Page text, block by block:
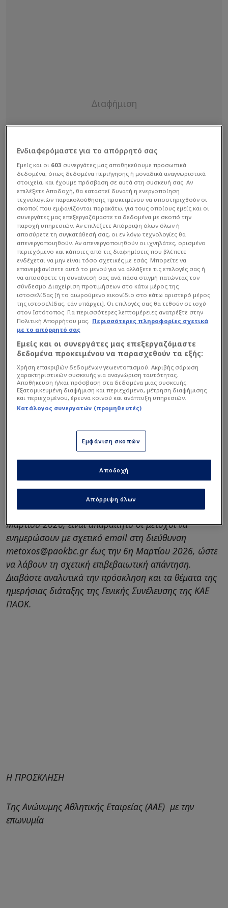
Intime
Η ανακοίνωση της ΚΑΕ
Το Διοικητικό Συμβούλιο της ΚΑΕ ΠΑΟΚ προσκαλεί
τους μετόχους της εταιρίας σε Τακτική Γενική
Συνέλευση, που θα πραγματοποιηθεί την Τρίτη 10
Μαρτίου 2026 στις 10:00 στο PAOK Sports Arena.
Για τη συμμετοχή στη Γενική Συνέλευση της 10ης
Μαρτίου 2026, είναι απαραίτητο οι μέτοχοι να
ενημερώσουν με σχετικό email στη διεύθυνση
metoxos@paokbc.grέως την 6η Μαρτίου 2026, ώστε
να λάβουν τη σχετική επιβεβαιωτική απάντηση.
Διαβάστε αναλυτικά την πρόσκληση και τα θέματα της
ημερήσιας διάταξης της Γενικής Συνέλευσης της ΚΑΕ
ΠΑΟΚ.
Η ΠΡΟΣΚΛΗΣΗ
Της Ανώνυμης Αθλητικής Εταιρείας (ΑΑΕ) με την
επωνυμία
Ενδιαφερόμαστε για το απόρρητό σας
Εμείς και οι 603 συνεργάτες μας αποθηκεύουμε προσωπικά
δεδομένα, όπως δεδομένα περιήγησης ή μοναδικά αναγνωριστικά
στοιχεία, και έχουμε πρόσβαση σε αυτά στη συσκευή σας. Αν
επιλέξετε Αποδοχή, θα καταστεί δυνατή η ενεργοποίηση
τεχνολογιών παρακολούθησης προκειμένου να υποστηριχθούν οι
σκοποί που εμφανίζονται παρακάτω, για τους οποίους εμείς και οι
συνεργάτες μας επεξεργαζόμαστε τα δεδομένα με σκοπό την
παροχή υπηρεσιών. Αν επιλέξετε Απόρριψη όλων όλων ή
αποσύρετε τη συγκατάθεσή σας, οι εν λόγω τεχνολογίες θα
απενεργοποιηθούν. Αν απενεργοποιηθούν οι ιχνηλάτες, ορισμένο
περιεχόμενο και κάποιες από τις διαφημίσεις που βλέπετε
ενδέχεται να μην είναι τόσο σχετικές με εσάς. Μπορείτε να
επανεμφανίσετε αυτό το μενού για να αλλάξετε τις επιλογές σας ή
να αποσύρετε τη συναίνεσή σας ανά πάσα στιγμή πατώντας τον
σύνδεσμο Διαχείριση προτιμήσεων στο κάτω μέρος της
ιστοσελίδας [ή το αιωρούμενο εικονίδιο στο κάτω αριστερό μέρος
της ιστοσελίδας, εάν υπάρχει]. Οι επιλογές σας θα τεθούν σε ισχύ
στον Ιστότοπος. Για περισσότερες λεπτομέρειες ανατρέξτε στην
Πολιτική Απορρήτου μας. Περισσότερες πληροφορίες σχετικά
με το απόρρητό σας
Εμείς και οι συνεργάτες μας επεξεργαζόμαστε
δεδομένα προκειμένου να παρασχεθούν τα εξής:
Χρήση επακριβών δεδομένων γεωεντοπισμού. Ακριβής σάρωση
χαρακτηριστικών συσκευής για αναγνώριση ταυτότητας.
Αποθήκευση ή/και πρόσβαση στα δεδομένα μιας συσκευής.
Εξατομικευμένη διαφήμιση και περιεχόμενο, μέτρηση διαφήμισης
και περιεχομένου, έρευνα κοινού και ανάπτυξη υπηρεσιών.
Κατάλογος συνεργατών (προμηθευτές)
Εμφάνιση σκοπών
Απόρριψη όλων
Αποδοχή